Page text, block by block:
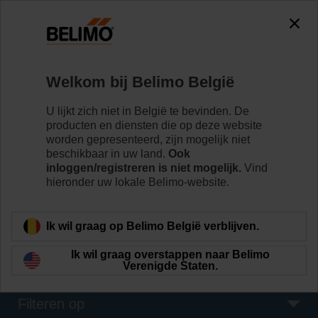
accessing the absolute URL
"https://www.belimo.com/be/nl_NL/~mgnlArea=outdated~".
https://www.belimo.com/be/nl_NL/~mgnlArea=outdated~
Klepaandrijvingen
Rookklepaandrijvingen
Krachtige technologie in een compact ontwerp en
energie-efficiënte werking. Rookklepaandrijvingen van
reddingswegen vrij van rook.
Meer informatie
Welkom bij Belimo België
U lijkt zich niet in België te bevinden. De
producten en diensten die op deze website
worden gepresenteerd, zijn mogelijk niet
beschikbaar in uw land. Ook
inloggen/registreren is niet mogelijk. Vind
hieronder uw lokale Belimo-website.
Ik wil graag op Belimo België verblijven.
Ik wil graag overstappen naar Belimo
Verenigde Staten.